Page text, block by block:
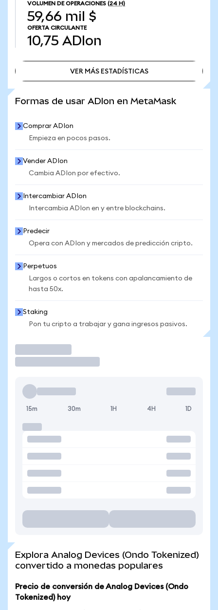
VOLUMEN DE OPERACIONES (24 H)
59,66 mil $
OFERTA CIRCULANTE
10,75 ADIon
VER MÁS ESTADÍSTICAS
Formas de usar ADIon en MetaMask
Comprar ADIon
Empieza en pocos pasos.
Vender ADIon
Cambia ADIon por efectivo.
Intercambiar ADIon
Intercambia ADIon en y entre blockchains.
Predecir
Opera con ADIon y mercados de predicción cripto.
Perpetuos
Largos o cortos en tokens con apalancamiento de
hasta 50x.
Staking
Pon tu cripto a trabajar y gana ingresos pasivos.
15m 30m 1H 4H 1D
Explora Analog Devices (Ondo Tokenized)
convertido a monedas populares
Precio de conversión de Analog Devices (Ondo
Tokenized) hoy